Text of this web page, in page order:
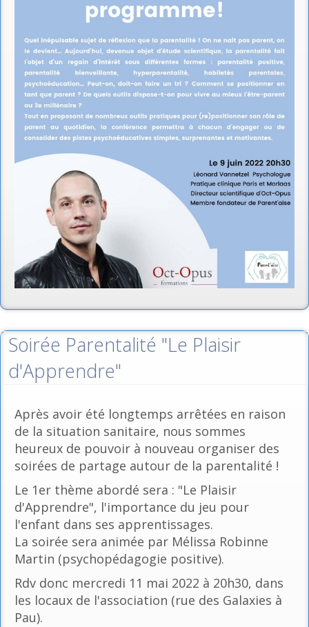
Soirée Parentalité "Le Plaisir
d'Apprendre"
Après avoir été longtemps arrêtées en raison
de la situation sanitaire, nous sommes
heureux de pouvoir à nouveau organiser des
soirées de partage autour de la parentalité !
Le 1er thème abordé sera : "Le Plaisir
d'Apprendre", l'importance du jeu pour
l'enfant dans ses apprentissages.
La soirée sera animée par Mélissa Robinne
Martin (psychopédagogie positive).
Rdv donc mercredi 11 mai 2022 à 20h30, dans
les locaux de l'association (rue des Galaxies à
Pau).